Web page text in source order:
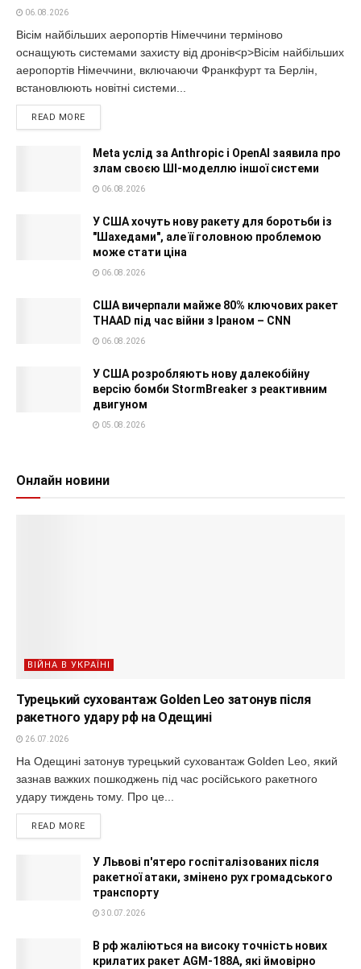
06.08.2026
Вісім найбільших аеропортів Німеччини терміново
оснащують системами захисту від дронів<p>Вісім найбільших
аеропортів Німеччини, включаючи Франкфурт та Берлін,
встановлюють новітні системи...
READ MORE
Meta услід за Anthropic і OpenAI заявила про
злам своєю ШІ-моделлю іншої системи
06.08.2026
У США хочуть нову ракету для боротьби із
"Шахедами", але її головною проблемою
може стати ціна
06.08.2026
США вичерпали майже 80% ключових ракет
THAAD під час війни з Іраном – CNN
06.08.2026
У США розробляють нову далекобійну
версію бомби StormBreaker з реактивним
двигуном
05.08.2026
Онлайн новини
ВІЙНА В УКРАЇНІ
Турецький суховантаж Golden Leo затонув після
ракетного удару рф на Одещині
26.07.2026
На Одещині затонув турецький суховантаж Golden Leo, який
зазнав важких пошкоджень під час російського ракетного
удару тиждень тому. Про це...
READ MORE
У Львові п'ятеро госпіталізованих після
ракетної атаки, змінено рух громадського
транспорту
30.07.2026
В рф жаліються на високу точність нових
крилатих ракет AGM-188A, які ймовірно